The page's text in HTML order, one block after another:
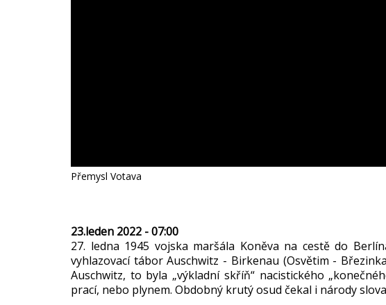
Přemysl Votava
23.leden 2022 - 07:00
27. ledna 1945 vojska maršála Koněva na cestě do
vyhlazovací tábor Auschwitz - Birkenau (Osvětim -
Auschwitz, to byla „výkladní skříň“ nacistického
prací, nebo plynem. Obdobný krutý osud čekal i národy